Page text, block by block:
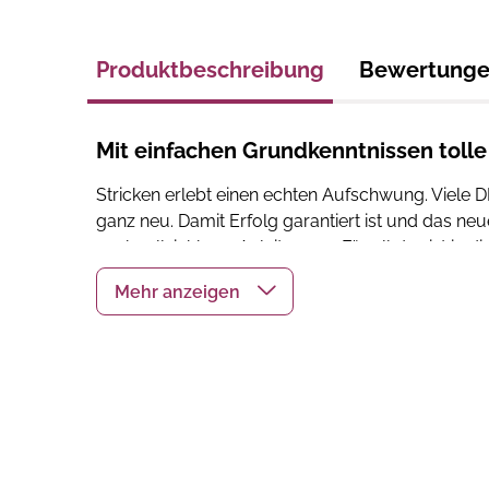
Produktbeschreibung
Mit einfachen Grundkenntnissen
Stricken erlebt einen echten Aufschwung. Viele
ganz neu. Damit Erfolg garantiert ist und das
nachvollziehbare Anleitungen. Für all das ist in
Hier findest dumoderne Pullover-Modelle
Twist verleihen. Alle Modelle werden ganz
übersichtlich und durch die vielen Schritt-Fotos
sowie